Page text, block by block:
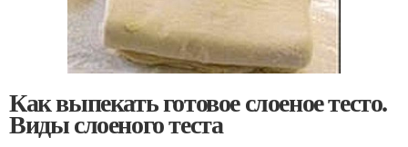
Как выпекать готовое слоеное тесто.
Виды слоеного теста